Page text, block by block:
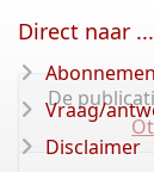
De
Direct naar ...
Vraag/
Disclaimer